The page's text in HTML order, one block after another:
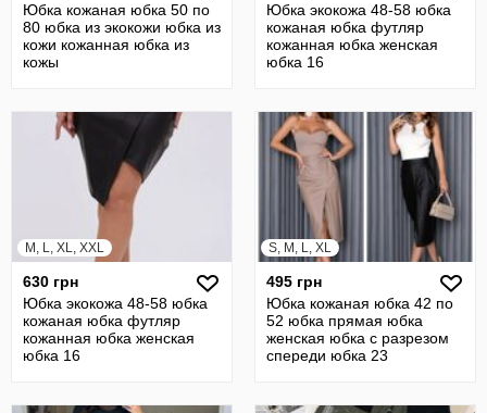
Юбка кожаная юбка 50 по
80 юбка из экокожи юбка из
кожи кожанная юбка из
кожы
Юбка экокожа 48-58 юбка
кожаная юбка футляр
кожанная юбка женская
юбка 16
M, L, XL, XXL
630 грн
Юбка экокожа 48-58 юбка
кожаная юбка футляр
кожанная юбка женская
юбка 16
S, M, L, XL
495 грн
Юбка кожаная юбка 42 по
52 юбка прямая юбка
женская юбка с разрезом
спереди юбка 23